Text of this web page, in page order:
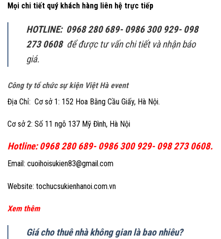
Mọi chi tiết quý khách hàng liên hệ trực tiếp
HOTLINE: 0968 280 689- 0986 300 929- 098
273 0608 để được tư vấn chi tiết và nhận báo
giá.
Công ty tổ chức sự kiện Việt Hà event
Địa Chỉ: Cơ sở 1: 152 Hoa Bằng Cầu Giấy, Hà Nội.
Cơ sở 2: Số 11 ngõ 137 Mỹ Đình, Hà Nội
Hotline: 0968 280 689- 0986 300 929- 098 273 0608.
Email: cuoihoisukien83@gmail.com
Website: tochucsukienhanoi.com.vn
Xem thêm
Giá cho thuê nhà không gian là bao nhiêu?